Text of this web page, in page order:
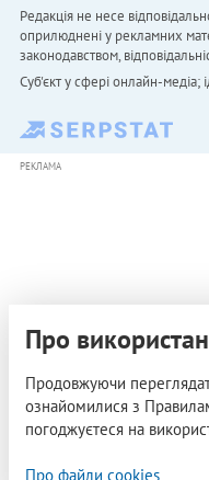
Редакція не несе
оприлюднені у рекламних
законодавством,
Cуб'єкт у сфері онлайн-медіа;
РЕКЛАМА
Про
Продовжуючи
ознайомилися з
погоджуєтеся на
Про файли cookies